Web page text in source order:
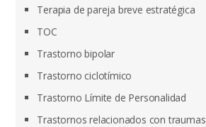
Terapia de pareja breve estratégica
TOC
Trastorno bipolar
Trastorno ciclotímico
Trastorno Límite de Personalidad
Trastornos relacionados con traumas